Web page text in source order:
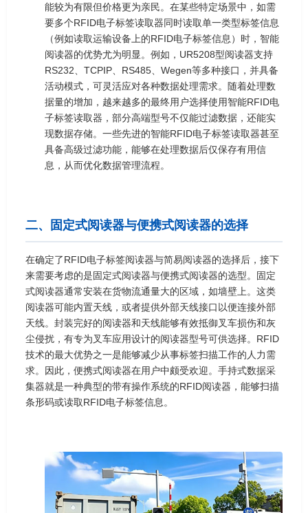
能较为有限但价格更为亲民。在某些特定场景中，如需
要多个RFID电子标签读取器同时读取单一类型标签信息
（例如读取运输设备上的RFID电子标签信息）时，智能
阅读器的优势尤为明显。例如，UR5208型阅读器支持
RS232、TCPIP、RS485、Wegen等多种接口，并具备
活动模式，可灵活应对各种数据处理需求。随着处理数
据量的增加，越来越多的最终用户选择使用智能RFID电
子标签读取器，部分高端型号不仅能过滤数据，还能实
现数据存储。一些先进的智能RFID电子标签读取器甚至
具备高级过滤功能，能够在处理数据后仅保存有用信
息，从而优化数据管理流程。
二、固定式阅读器与便携式阅读器的选择
在确定了RFID电子标签阅读器与简易阅读器的选择后，接下
来需要考虑的是固定式阅读器与便携式阅读器的选型。固定
式阅读器通常安装在货物流通量大的区域，如墙壁上。这类
阅读器可能内置天线，或者提供外部天线接口以便连接外部
天线。封装完好的阅读器和天线能够有效抵御叉车损伤和灰
尘侵扰，有专为叉车应用设计的阅读器型号可供选择。RFID
技术的最大优势之一是能够减少从事标签扫描工作的人力需
求。因此，便携式阅读器在用户中颇受欢迎。手持式数据采
集器就是一种典型的带有操作系统的RFID阅读器，能够扫描
条形码或读取RFID电子标签信息。